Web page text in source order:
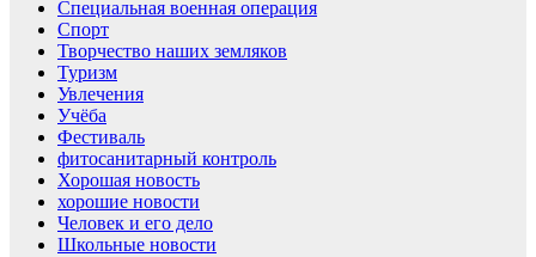
Специальная военная операция
Спорт
Творчество наших земляков
Туризм
Увлечения
Учёба
Фестиваль
фитосанитарный контроль
Хорошая новость
хорошие новости
Человек и его дело
Школьные новости